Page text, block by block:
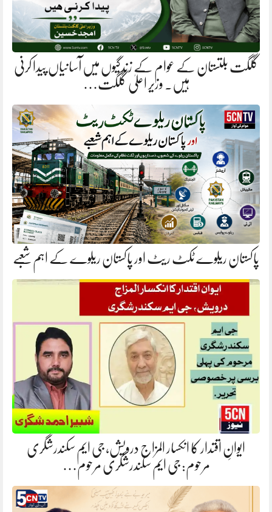
گلگت بلتستان کے عوام کے زندگیوں میں آسانیاں پیدا کرنی
ہیں. وزیر اعلیٰ گلگت…
پاکستان ریلوے ٹکٹ ریٹ اور پاکستان ریلوے کے اہم شعبے
ایوانِ اقتدار کا انکسار المزاج درویش، جی ایم سکندرشگری
مرحوم: جی ایم سکندرشگری مرحوم…